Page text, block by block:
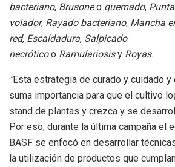
bacteriano, Brusoneo quemado,
volador, Rayado bacteriano, Mancha
red, Escaldadura, Salpicado
necróticoo Ramulariosisy Royas.
“Esta estrategia de curado y cuidado
suma importancia para que el cultivo
stand de plantas y crezca y se
Por eso, durante la última campaña el
BASF se enfocó en desarrollar
la utilización de productos que